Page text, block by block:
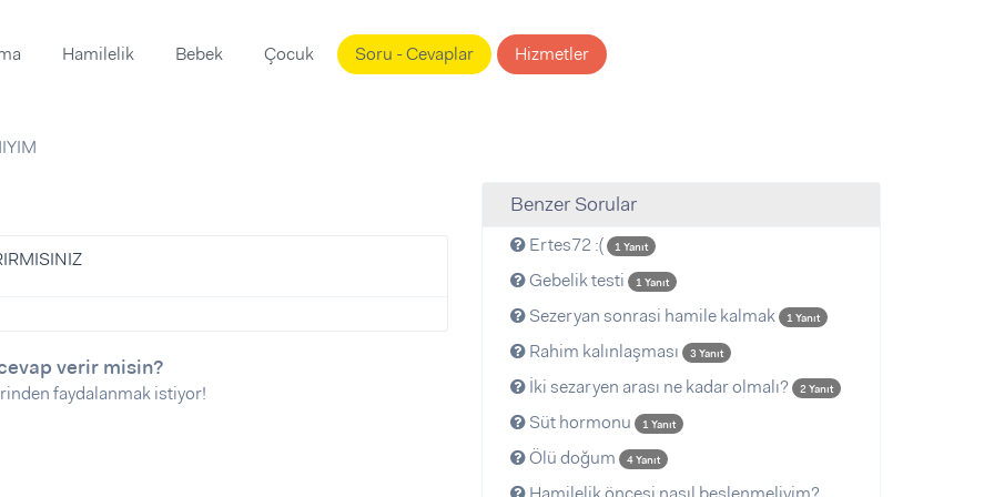
Hamilelik Bebek Çocuk Soru - Cevaplar Hizmetler
verir misin?
faydalanmak istiyor!
Benzer Sorular
Ertes72 :( 1 Yanıt
Gebelik testi 1 Yanıt
Sezeryan sonrasi hamile kalmak 1 Yanıt
Rahim kalınlaşması 3 Yanıt
İki sezaryen arası ne kadar olmalı? 2 Yanıt
Süt hormonu 1 Yanıt
Ölü doğum 4 Yanıt